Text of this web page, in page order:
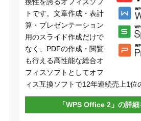
トです。文章作成・表計
算・プレゼンテーション
用のスライド作成だけで
なく、PDFの作成・閲覧
も行える高性能な総合オ
フィスソフトとしてオフ
ィス互換ソフトで12年連続売上1位
「WPS Office 2」の詳